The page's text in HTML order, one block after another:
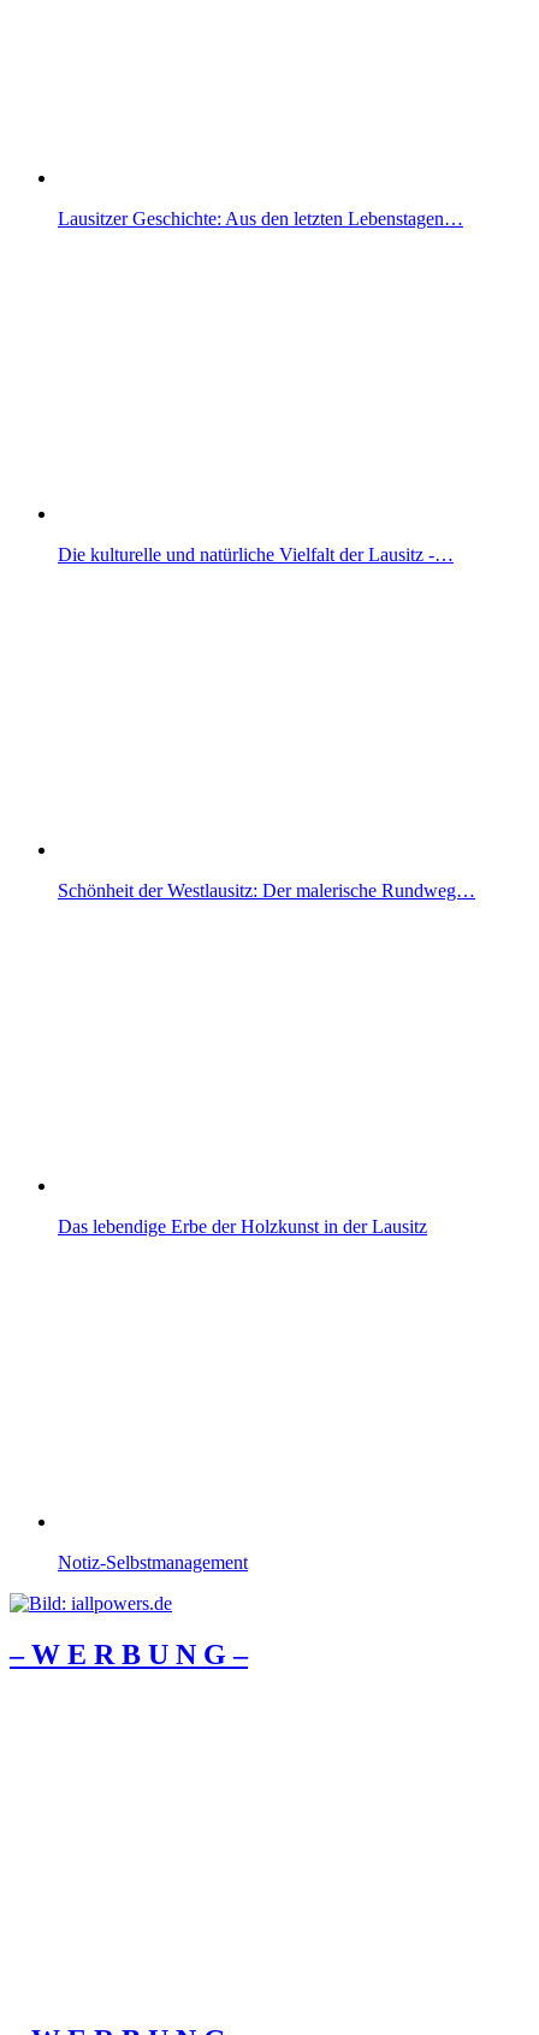
Lausitzer Geschichte: Aus den letzten Lebenstagen…
Die kulturelle und natürliche Vielfalt der Lausitz -…
Schönheit der Westlausitz: Der malerische Rundweg…
Das lebendige Erbe der Holzkunst in der Lausitz
Notiz-Selbstmanagement
– W Ε R Β U Ν G –